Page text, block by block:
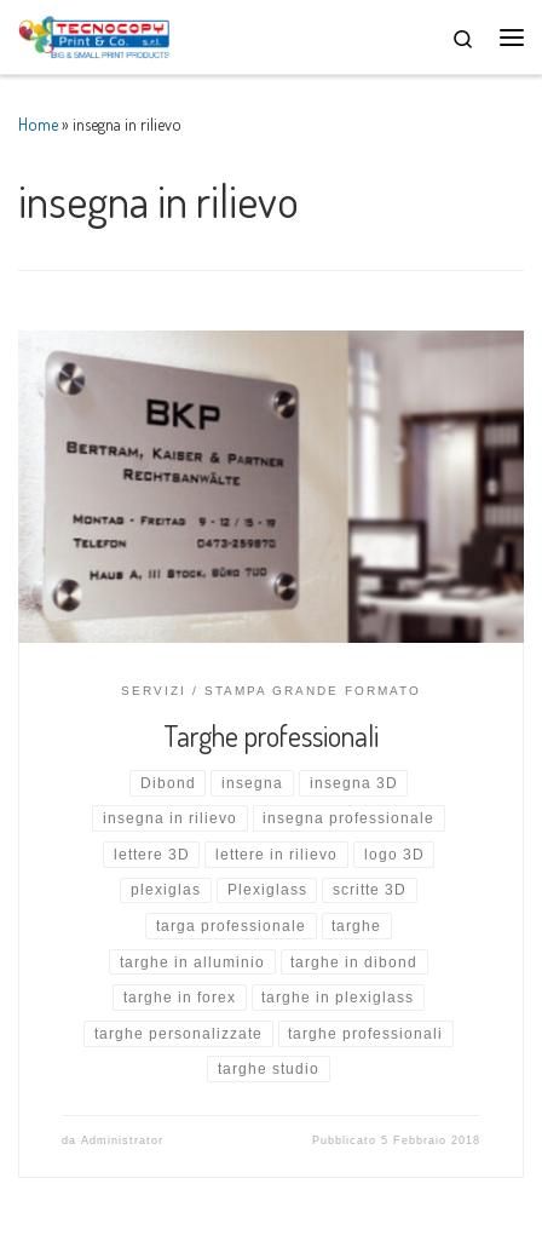
Skip to content
Home» insegna in rilievo
insegna in rilievo
SERVIZI STAMPA GRANDE FORMATO
Targhe professionali
Dibond insegna insegna 3D
insegna in rilievo insegna professionale
lettere 3D lettere in rilievo logo 3D
plexiglas Plexiglass scritte 3D
targa professionale targhe
targhe in alluminio targhe in dibond
targhe in forex targhe in plexiglass
targhe personalizzate targhe professionali
targhe studio
da Administrator Pubblicato5 Febbraio 2018